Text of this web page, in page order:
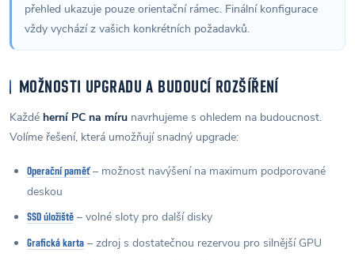
přehled ukazuje pouze orientační rámec. Finální konfigurace
vždy vychází z vašich konkrétních požadavků.
MOŽNOSTI UPGRADU A BUDOUCÍ ROZŠÍŘENÍ
Každé herní PC na míru navrhujeme s ohledem na budoucnost.
Volíme řešení, která umožňují snadný upgrade:
Operační paměť– možnost navýšení na maximum podporované
deskou
SSD úložiště – volné sloty pro další disky
Grafická karta – zdroj s dostatečnou rezervou pro silnější GPU